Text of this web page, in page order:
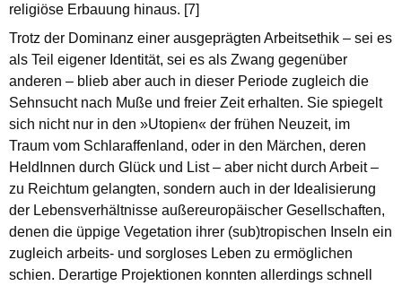
religiöse Erbauung hinaus. [7]
Trotz der Dominanz einer ausgeprägten Arbeitsethik – sei es
als Teil eigener Identität, sei es als Zwang gegenüber
anderen – blieb aber auch in dieser Periode zugleich die
Sehnsucht nach Muße und freier Zeit erhalten. Sie spiegelt
sich nicht nur in den »Utopien« der frühen Neuzeit, im
Traum vom Schlaraffenland, oder in den Märchen, deren
HeldInnen durch Glück und List – aber nicht durch Arbeit –
zu Reichtum gelangten, sondern auch in der Idealisierung
der Lebensverhältnisse außereuropäischer Gesellschaften,
denen die üppige Vegetation ihrer (sub)tropischen Inseln ein
zugleich arbeits- und sorgloses Leben zu ermöglichen
schien. Derartige Projektionen konnten allerdings schnell